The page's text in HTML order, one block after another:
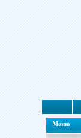
Меню